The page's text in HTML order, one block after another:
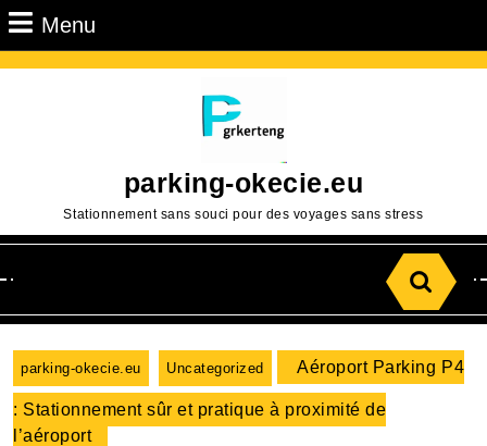
Passer
au
Menu
parking-okecie.eu
Stationnement sans souci pour des voyages sans stress
for:
parking-okecie.eu Uncategorized Aéroport Parking P4
: Stationnement sûr et pratique à proximité de
l’aéroport